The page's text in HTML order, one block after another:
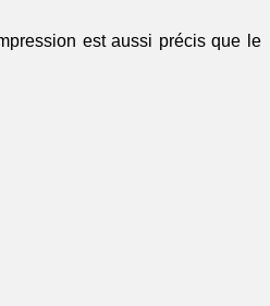
est aussi précis que le